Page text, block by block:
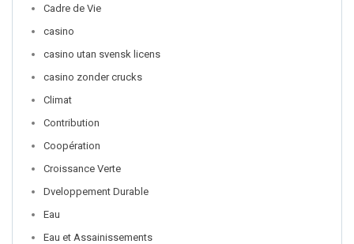
Cadre de Vie
casino
casino utan svensk licens
casino zonder crucks
Climat
Contribution
Coopération
Croissance Verte
Dveloppement Durable
Eau
Eau et Assainissements